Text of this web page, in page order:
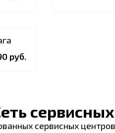
руб.
сервисных